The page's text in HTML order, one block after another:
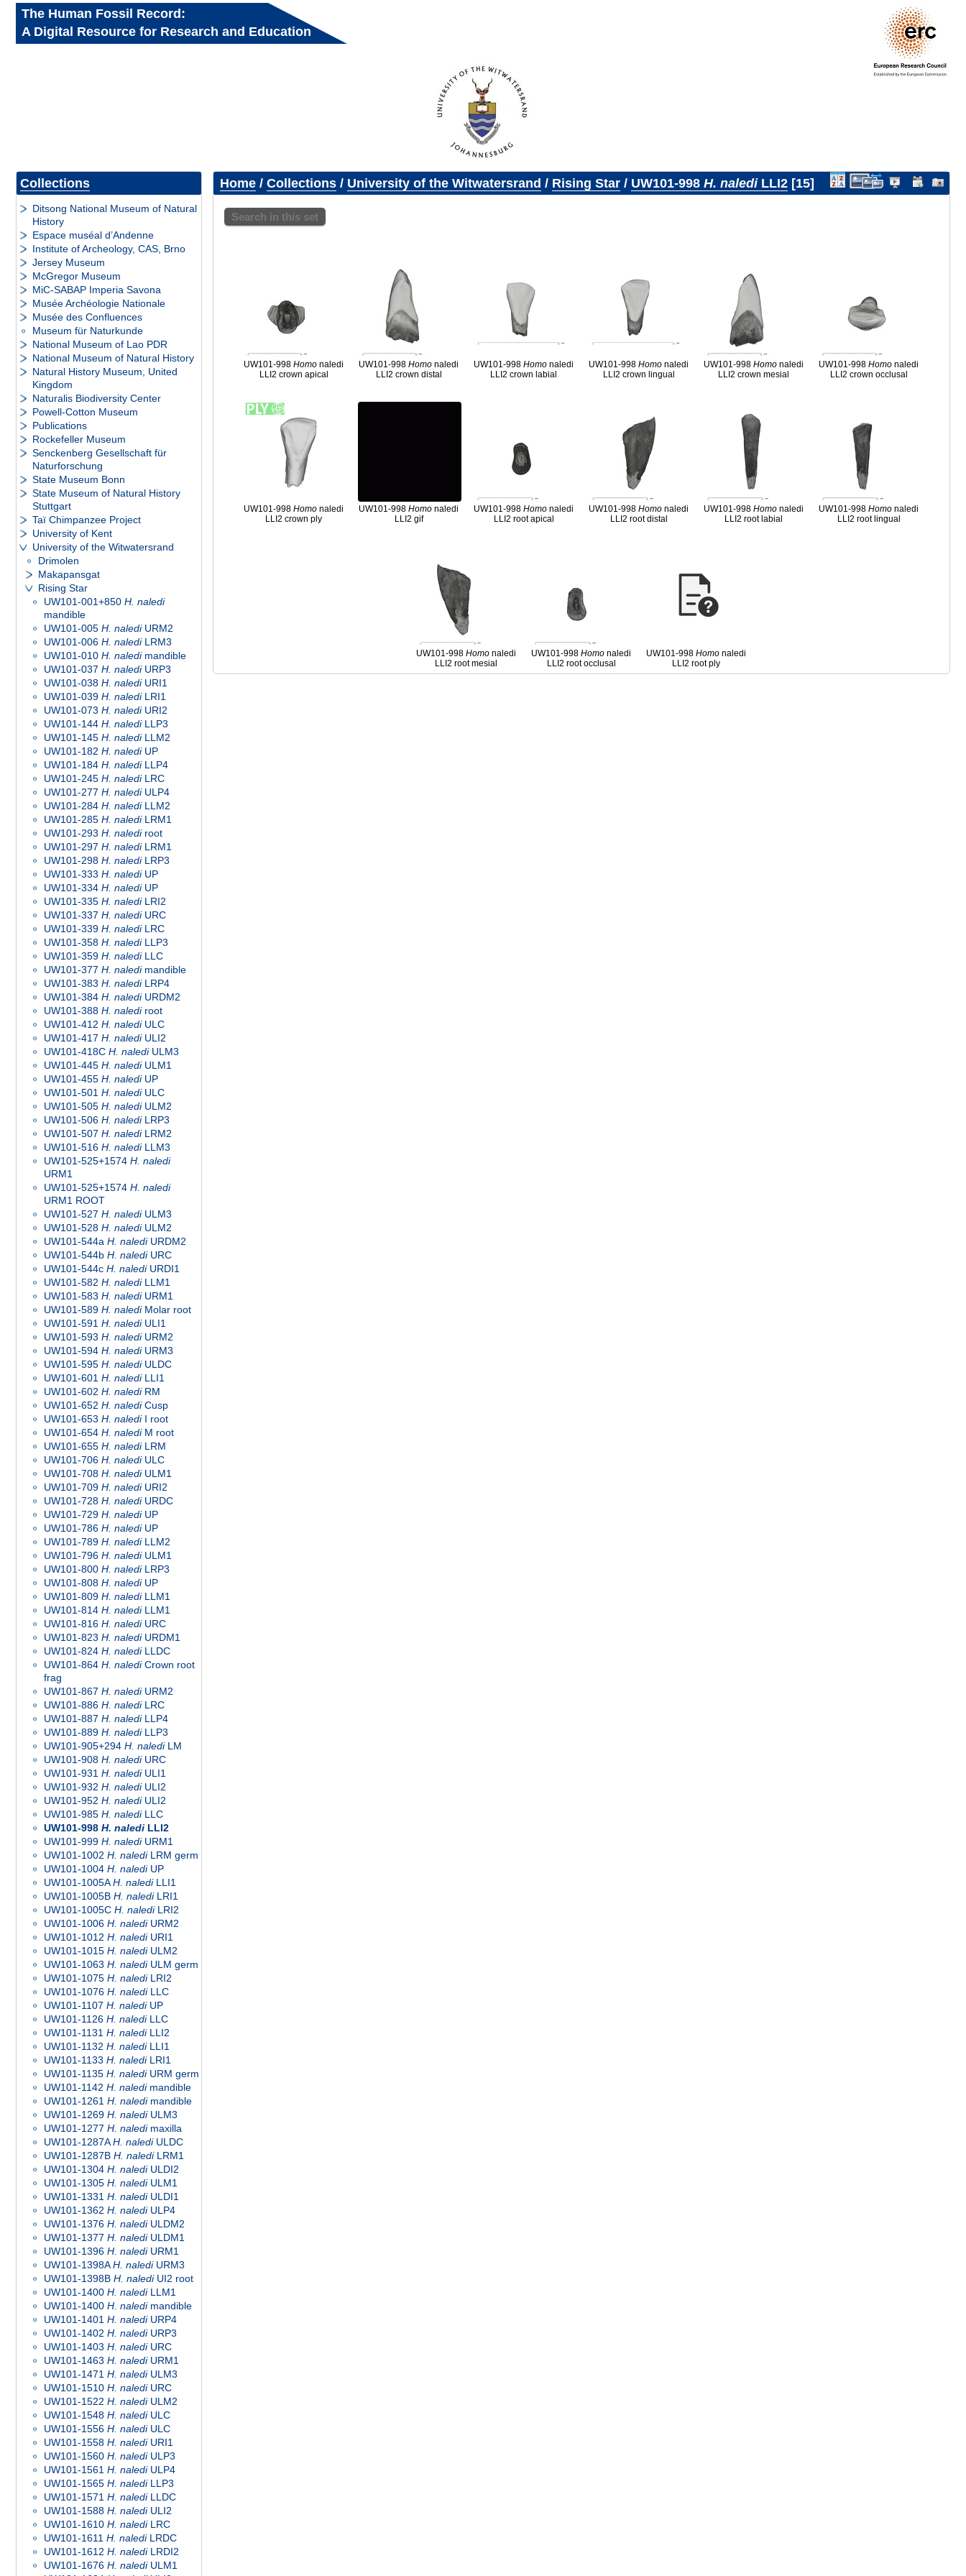
The Human Fossil Record:
A Digital Resource for Research and Education
Collections
Ditsong National Museum of Natural
History
Espace muséal d’Andenne
Institute of Archeology, CAS, Brno
Jersey Museum
McGregor Museum
MiC-SABAP Imperia Savona
Musée Archéologie Nationale
Musée des Confluences
Museum für Naturkunde
National Museum of Lao PDR
National Museum of Natural History
Natural History Museum, United
Kingdom
Naturalis Biodiversity Center
Powell-Cotton Museum
Publications
Rockefeller Museum
Senckenberg Gesellschaft für
Naturforschung
State Museum Bonn
State Museum of Natural History
Stuttgart
Taï Chimpanzee Project
University of Kent
University of the Witwatersrand
Drimolen
Makapansgat
Rising Star
UW101-001+850 H. naledi
mandible
UW101-005 H. nalediURM2
UW101-006 H. nalediLRM3
UW101-010 H. naledimandible
UW101-037 H. nalediURP3
UW101-038 H. nalediURI1
UW101-039 H. nalediLRI1
UW101-073 H. nalediURI2
UW101-144 H. nalediLLP3
UW101-145 H. nalediLLM2
UW101-182 H. nalediUP
UW101-184 H. nalediLLP4
UW101-245 H. nalediLRC
UW101-277 H. nalediULP4
UW101-284 H. nalediLLM2
UW101-285 H. nalediLRM1
UW101-293 H. nalediroot
UW101-297 H. nalediLRM1
UW101-298 H. nalediLRP3
UW101-333 H. nalediUP
UW101-334 H. nalediUP
UW101-335 H. nalediLRI2
UW101-337 H. nalediURC
UW101-339 H. nalediLRC
UW101-358 H. nalediLLP3
UW101-359 H. nalediLLC
UW101-377 H. naledimandible
UW101-383 H. nalediLRP4
UW101-384 H. nalediURDM2
UW101-388 H. nalediroot
UW101-412 H. nalediULC
UW101-417 H. nalediULI2
UW101-418C H. nalediULM3
UW101-445 H. nalediULM1
UW101-455 H. nalediUP
UW101-501 H. nalediULC
UW101-505 H. nalediULM2
UW101-506 H. nalediLRP3
UW101-507 H. nalediLRM2
UW101-516 H. nalediLLM3
UW101-525+1574 H. naledi
URM1
UW101-525+1574 H. naledi
URM1 ROOT
UW101-527 H. nalediULM3
UW101-528 H. nalediULM2
UW101-544a H. nalediURDM2
UW101-544b H. nalediURC
UW101-544c H. nalediURDI1
UW101-582 H. nalediLLM1
UW101-583 H. nalediURM1
UW101-589 H. nalediMolar root
UW101-591 H. nalediULI1
UW101-593 H. nalediURM2
UW101-594 H. nalediURM3
UW101-595 H. nalediULDC
UW101-601 H. nalediLLI1
UW101-602 H. nalediRM
UW101-652 H. nalediCusp
UW101-653 H. nalediI root
UW101-654 H. nalediM root
UW101-655 H. nalediLRM
UW101-706 H. nalediULC
UW101-708 H. nalediULM1
UW101-709 H. nalediURI2
UW101-728 H. nalediURDC
UW101-729 H. nalediUP
UW101-786 H. nalediUP
UW101-789 H. nalediLLM2
UW101-796 H. nalediULM1
UW101-800 H. nalediLRP3
UW101-808 H. nalediUP
UW101-809 H. nalediLLM1
UW101-814 H. nalediLLM1
UW101-816 H. nalediURC
UW101-823 H. nalediURDM1
UW101-824 H. nalediLLDC
UW101-864 H. nalediCrown root
frag
UW101-867 H. nalediURM2
UW101-886 H. nalediLRC
UW101-887 H. nalediLLP4
UW101-889 H. nalediLLP3
UW101-905+294 H. nalediLM
UW101-908 H. nalediURC
UW101-931 H. nalediULI1
UW101-932 H. nalediULI2
UW101-952 H. nalediULI2
UW101-985 H. nalediLLC
UW101-998 H. naledi LLI2
UW101-999 H. nalediURM1
UW101-1002 H. nalediLRM germ
UW101-1004 H. nalediUP
UW101-1005AH. nalediLLI1
UW101-1005B H. nalediLRI1
UW101-1005C H. nalediLRI2
UW101-1006 H. nalediURM2
UW101-1012 H. nalediURI1
UW101-1015 H. nalediULM2
UW101-1063 H. nalediULM germ
UW101-1075 H. nalediLRI2
UW101-1076 H. nalediLLC
UW101-1107 H. nalediUP
UW101-1126 H. nalediLLC
UW101-1131 H. nalediLLI2
UW101-1132 H. nalediLLI1
UW101-1133 H. nalediLRI1
UW101-1135 H. nalediURM germ
UW101-1142 H. naledimandible
UW101-1261 H. naledimandible
UW101-1269 H. nalediULM3
UW101-1277 H. naledimaxilla
UW101-1287AH. nalediULDC
UW101-1287B H. nalediLRM1
UW101-1304 H. nalediULDI2
UW101-1305 H. nalediULM1
UW101-1331 H. nalediULDI1
UW101-1362 H. nalediULP4
UW101-1376 H. nalediULDM2
UW101-1377 H. nalediULDM1
UW101-1396 H. nalediURM1
UW101-1398AH. nalediURM3
UW101-1398B H. nalediUI2 root
UW101-1400 H. nalediLLM1
UW101-1400 H. naledimandible
UW101-1401 H. nalediURP4
UW101-1402 H. nalediURP3
UW101-1403 H. nalediURC
UW101-1463 H. nalediURM1
UW101-1471 H. nalediULM3
UW101-1510 H. nalediURC
UW101-1522 H. nalediULM2
UW101-1548 H. nalediULC
UW101-1556 H. nalediULC
UW101-1558 H. nalediURI1
UW101-1560 H. nalediULP3
UW101-1561 H. nalediULP4
UW101-1565 H. nalediLLP3
UW101-1571 H. nalediLLDC
UW101-1588 H. nalediULI2
UW101-1610 H. nalediLRC
UW101-1611 H. nalediLRDC
UW101-1612 H. nalediLRDI2
UW101-1676 H. nalediULM1
Home/ Collections/ University of the Witwatersrand / Rising Star/ UW101-998 H. nalediLLI2 15
Search in this set
UW101-998Homo naledi
LLI2 crown apical
UW101-998Homo naledi
LLI2 crown distal
UW101-998Homo naledi
LLI2 crown labial
UW101-998Homo naledi
LLI2 crown lingual
UW101-998Homo naledi
LLI2 crown mesial
UW101-998Homo naledi
LLI2 crown occlusal
UW101-998Homo naledi
LLI2 crown ply
UW101-998Homo naledi
LLI2 gif
UW101-998Homo naledi
LLI2 root apical
UW101-998Homo naledi
LLI2 root distal
UW101-998Homo naledi
LLI2 root labial
UW101-998Homo naledi
LLI2 root lingual
UW101-998Homo naledi
LLI2 root mesial
UW101-998Homo naledi
LLI2 root occlusal
UW101-998Homo naledi
LLI2 root ply